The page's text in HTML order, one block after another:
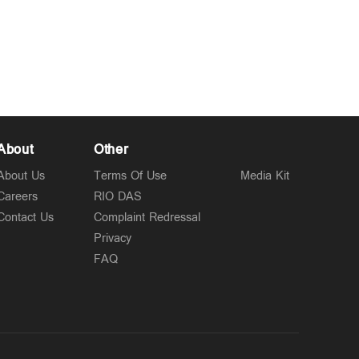
Us
Us
Other
Terms Of Use
RIO DAS
Complaint Redressal
Privacy
FAQ
Media Kit